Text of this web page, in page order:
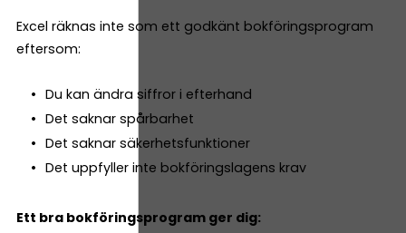
Excel räknas inte som ett godkänt bokföringsprogram
eftersom:
Du kan ändra siffror i efterhand
Det saknar spårbarhet
Det saknar säkerhetsfunktioner
Det uppfyller inte bokföringslagens krav
Ett bra bokföringsprogram ger dig: